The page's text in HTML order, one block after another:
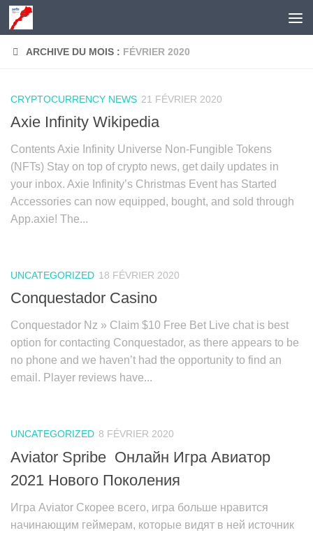
Skip to content
ARCHIVE DU MOIS : FÉVRIER 2020
CRYPTOCURRENCY NEWS 21 FÉVRIER 2020
Axie Infinity Wikipedia
Contents Axie Infinity Universe Non-Fungible Tokens
(NFTs) Stay on top of crypto news, get daily updates in
your inbox. Axie Infinity’s Christmas Event has Started
Accessories can now equipped, bought, and sold through
App.axie! The...
UNCATEGORIZED 18 FÉVRIER 2020
Conquestador Casino
Conquestador Nz » Claim $10 Free Bet Live chat is best
option for contacting Conquestador, as there appears to be
no phone and we haven’t had the opportunity to find an
email. Player reviews have...
UNCATEGORIZED 8 FÉVRIER 2020
Aviator Spribe ️ Онлайн Игра Авиатор
2021 Нового Поколения
Игра Aviator Скорее всего, игра больше нравится
начинающим геймерам, которые видят в ней источник